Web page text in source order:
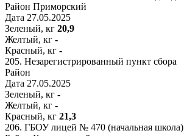
Район Приморский
Дата 27.05.2025
Зеленый, кг 20,9
Желтый, кг -
Красный, кг -
205. Незарегистрированный пункт сбора
Район
Дата 27.05.2025
Зеленый, кг -
Желтый, кг -
Красный, кг 21,3
206. ГБОУ лицей № 470 (начальная школа)